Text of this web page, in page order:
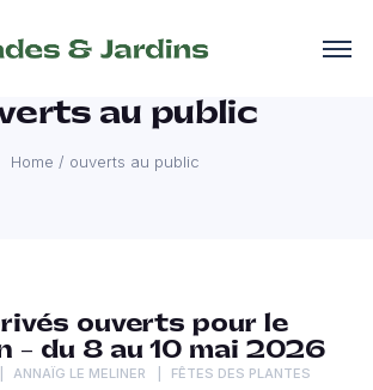
au public
Home / ouverts au public
ouverts pour le
– du 8 au 10 mai 2026
ANNAÏG LE MELINER FÊTES DES PLANTES